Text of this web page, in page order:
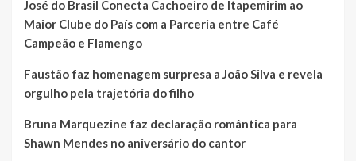
José do Brasil Conecta Cachoeiro de Itapemirim ao
Maior Clube do País com a Parceria entre Café
Campeão e Flamengo
Faustão faz homenagem surpresa a João Silva e revela
orgulho pela trajetória do filho
Bruna Marquezine faz declaração romântica para
Shawn Mendes no aniversário do cantor